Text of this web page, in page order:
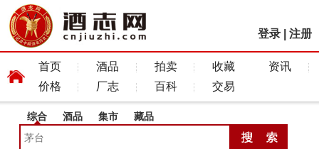
登录 注册
首页 酒品 拍卖 收藏
资讯
价格
厂志 百科 交易
综合 酒品 集市 藏品